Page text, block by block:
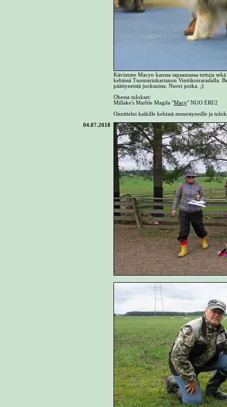
Kävimme Macyn kanssa tapaamassa tuttuja
kehässä Tuomarinkartanon Vinttikoiraradalla.
päättyneistä juoksuista. Nuori poika. ;)
Ohessa tulokset:
Millake's Marble Magda "Macy" NUO ERI/2
Onnittelut kaikille kehissä menestyneille ja
04.07.2018